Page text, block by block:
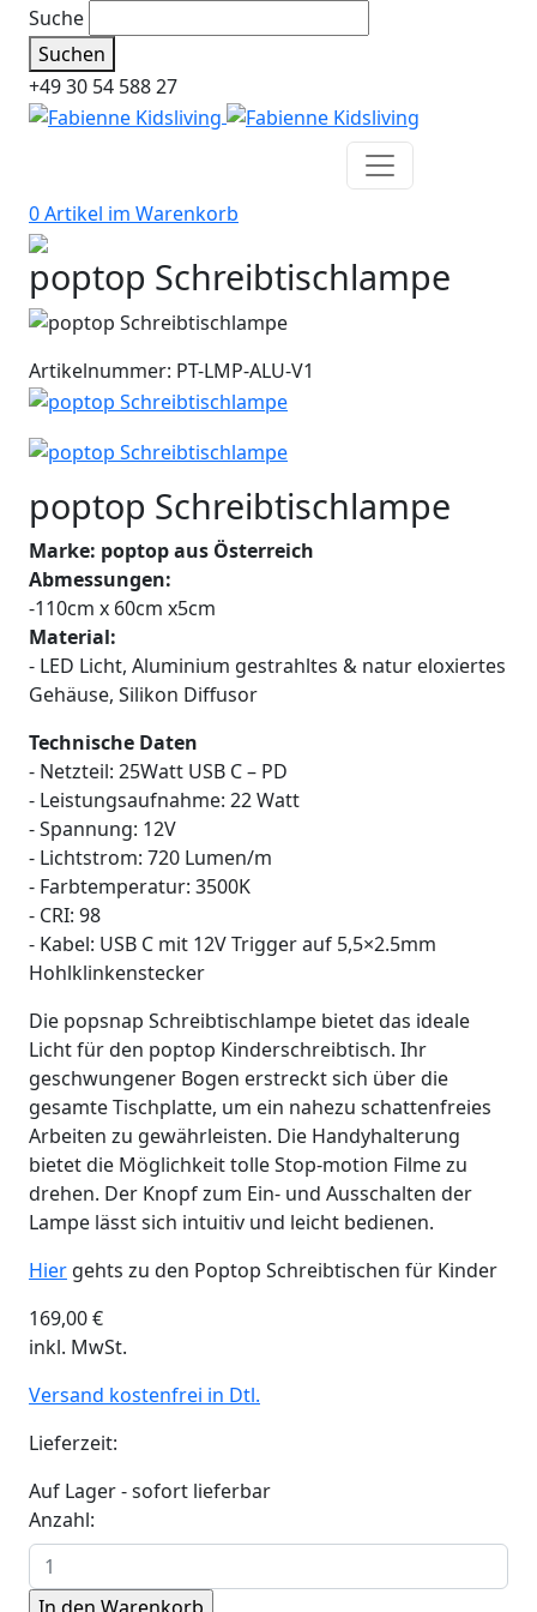
Suche
Suchen
+49 30 54 588 27
0 Artikel im Warenkorb
poptop Schreibtischlampe
Artikelnummer: PT-LMP-ALU-V1
poptop Schreibtischlampe
Marke: poptop aus Österreich
Abmessungen:
-110cm x 60cm x5cm
Material:
- LED Licht, Aluminium gestrahltes & natur eloxiertes
Gehäuse, Silikon Diffusor
Technische Daten
- Netzteil: 25Watt USB C – PD
- Leistungsaufnahme: 22 Watt
- Spannung: 12V
- Lichtstrom: 720 Lumen/m
- Farbtemperatur: 3500K
- CRI: 98
- Kabel: USB C mit 12V Trigger auf 5,5×2.5mm
Hohlklinkenstecker
Die popsnap Schreibtischlampe bietet das ideale
Licht für den poptop Kinderschreibtisch. Ihr
geschwungener Bogen erstreckt sich über die
gesamte Tischplatte, um ein nahezu schattenfreies
Arbeiten zu gewährleisten. Die Handyhalterung
bietet die Möglichkeit tolle Stop-motion Filme zu
drehen. Der Knopf zum Ein- und Ausschalten der
Lampe lässt sich intuitiv und leicht bedienen.
Hier gehts zu den Poptop Schreibtischen für Kinder
169,00€
inkl. MwSt.
Versand kostenfrei in Dtl.
Lieferzeit:
Auf Lager - sofort lieferbar
Anzahl: